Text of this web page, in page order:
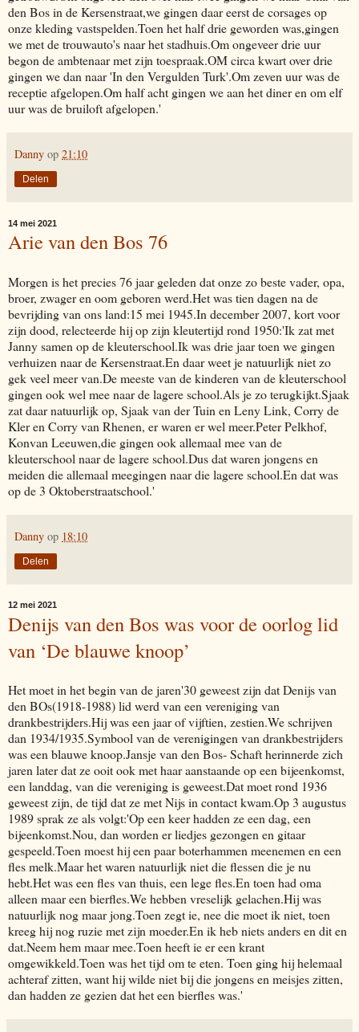
den Bos in de Kersenstraat,we gingen daar eerst de corsages op
onze kleding vastspelden.Toen het half drie geworden was,gingen
we met de trouwauto's naar het stadhuis.Om ongeveer drie uur
begon de ambtenaar met zijn toespraak.OM circa kwart over drie
gingen we dan naar 'In den Vergulden Turk'.Om zeven uur was de
receptie afgelopen.Om half acht gingen we aan het diner en om elf
uur was de bruiloft afgelopen.'
Danny op 21:10
Delen
14 mei 2021
Arie van den Bos 76
Morgen is het precies 76 jaar geleden dat onze zo beste vader, opa,
broer, zwager en oom geboren werd.Het was tien dagen na de
bevrijding van ons land:15 mei 1945.In december 2007, kort voor
zijn dood, relecteerde hij op zijn kleutertijd rond 1950:'Ik zat met
Janny samen op de kleuterschool.Ik was drie jaar toen we gingen
verhuizen naar de Kersenstraat.En daar weet je natuurlijk niet zo
gek veel meer van.De meeste van de kinderen van de kleuterschool
gingen ook wel mee naar de lagere school.Als je zo terugkijkt.Sjaak
zat daar natuurlijk op, Sjaak van der Tuin en Leny Link, Corry de
Kler en Corry van Rhenen, er waren er wel meer.Peter Pelkhof,
Konvan Leeuwen,die gingen ook allemaal mee van de
kleuterschool naar de lagere school.Dus dat waren jongens en
meiden die allemaal meegingen naar die lagere school.En dat was
op de 3 Oktoberstraatschool.'
Danny op 18:10
Delen
12 mei 2021
Denijs van den Bos was voor de oorlog lid
van ‘De blauwe knoop’
Het moet in het begin van de jaren'30 geweest zijn dat Denijs van
den BOs(1918-1988) lid werd van een vereniging van
drankbestrijders.Hij was een jaar of vijftien, zestien.We schrijven
dan 1934/1935.Symbool van de verenigingen van drankbestrijders
was een blauwe knoop.Jansje van den Bos- Schaft herinnerde zich
jaren later dat ze ooit ook met haar aanstaande op een bijeenkomst,
een landdag, van die vereniging is geweest.Dat moet rond 1936
geweest zijn, de tijd dat ze met Nijs in contact kwam.Op 3 augustus
1989 sprak ze als volgt:'Op een keer hadden ze een dag, een
bijeenkomst.Nou, dan worden er liedjes gezongen en gitaar
gespeeld.Toen moest hij een paar boterhammen meenemen en een
fles melk.Maar het waren natuurlijk niet die flessen die je nu
hebt.Het was een fles van thuis, een lege fles.En toen had oma
alleen maar een bierfles.We hebben vreselijk gelachen.Hij was
natuurlijk nog maar jong.Toen zegt ie, nee die moet ik niet, toen
kreeg hij nog ruzie met zijn moeder.En ik heb niets anders en dit en
dat.Neem hem maar mee.Toen heeft ie er een krant
omgewikkeld.Toen was het tijd om te eten. Toen ging hij helemaal
achteraf zitten, want hij wilde niet bij die jongens en meisjes zitten,
dan hadden ze gezien dat het een bierfles was.'